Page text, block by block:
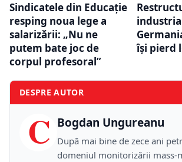
Sindicatele din Educație
resping noua lege a
salarizării: „Nu ne
putem bate joc de
corpul profesoral”
își pierd
DESPRE AUTOR
C Bogdan Ungureanu
După mai bine de zece ani
domeniul monitorizării mass-